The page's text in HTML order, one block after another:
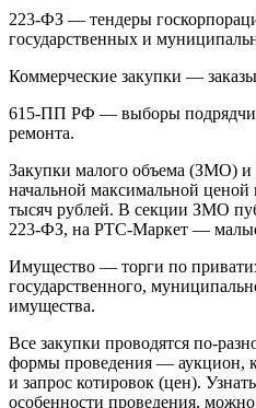
223-ФЗ — тендеры
государственных и
Коммерческие закупки —
615-ПП РФ — выборы
ремонта.
Закупки малого объема (ЗМО)
начальной максимальной ценой
тысяч рублей. В секции ЗМО
223-ФЗ, на РТС-Маркет —
Имущество — торги по
государственного,
имущества.
Все закупки проводятся по-
формы проведения — аукцион,
и запрос котировок (цен).
особенности проведения, можно